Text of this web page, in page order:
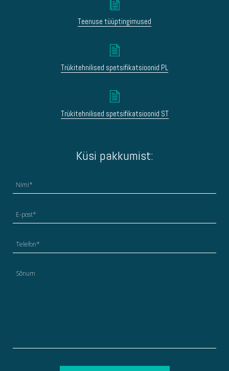
Teenuse tüüptingimused
Trükitehnilised spetsifikatsioonid PL
Trükitehnilised spetsifikatsioonid ST
Küsi pakkumist: